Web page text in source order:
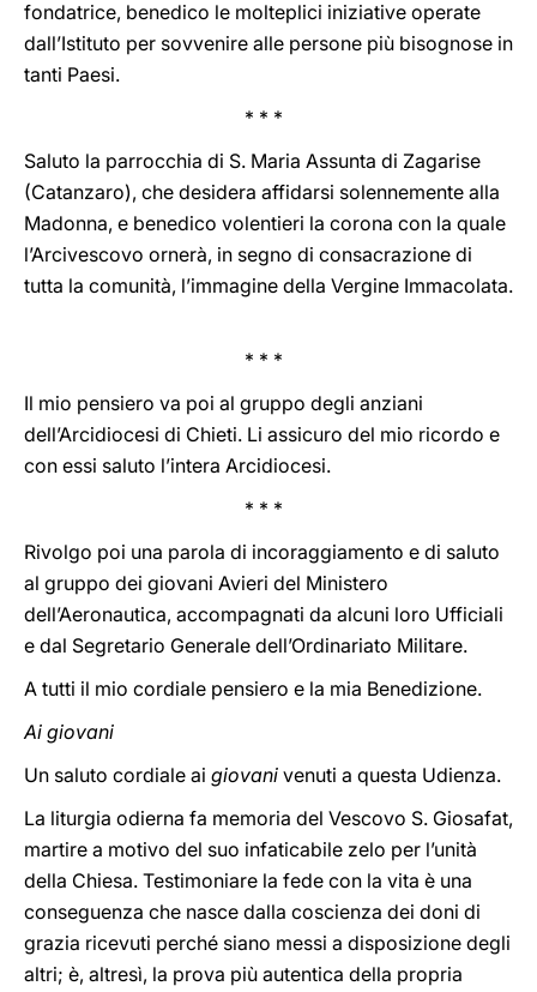
fondatrice, benedico le molteplici iniziative operate
dall’Istituto per sovvenire alle persone più bisognose in
tanti Paesi.
* * *
Saluto la parrocchia di S. Maria Assunta di Zagarise
(Catanzaro), che desidera affidarsi solennemente alla
Madonna, e benedico volentieri la corona con la quale
l’Arcivescovo ornerà, in segno di consacrazione di
tutta la comunità, l’immagine della Vergine Immacolata.
* * *
Il mio pensiero va poi al gruppo degli anziani
dell’Arcidiocesi di Chieti. Li assicuro del mio ricordo e
con essi saluto l’intera Arcidiocesi.
* * *
Rivolgo poi una parola di incoraggiamento e di saluto
al gruppo dei giovani Avieri del Ministero
dell’Aeronautica, accompagnati da alcuni loro Ufficiali
e dal Segretario Generale dell’Ordinariato Militare.
A tutti il mio cordiale pensiero e la mia Benedizione.
Ai giovani
Un saluto cordiale ai giovani venuti a questa Udienza.
La liturgia odierna fa memoria del Vescovo S. Giosafat,
martire a motivo del suo infaticabile zelo per l’unità
della Chiesa. Testimoniare la fede con la vita è una
conseguenza che nasce dalla coscienza dei doni di
grazia ricevuti perché siano messi a disposizione degli
altri; è, altresì, la prova più autentica della propria